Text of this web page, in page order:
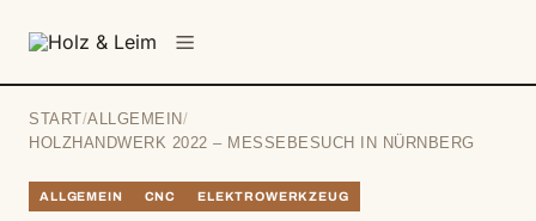
START /ALLGEMEIN/
HOLZHANDWERK 2022 – MESSEBESUCH IN NÜRNBERG
ALLGEMEIN CNC ELEKTROWERKZEUG